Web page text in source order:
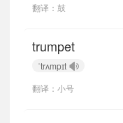
翻译：鼓
trumpet
ˈtrʌmpɪt
翻译：小号